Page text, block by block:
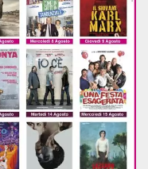
1 anno
Clearance
Cookie from
CloudFlare
stores the proof
of challenge
passed. It is
used to no
longer issue a
captcha or
jschallenge
challenge if
present. It is
required to
reach origin
server.